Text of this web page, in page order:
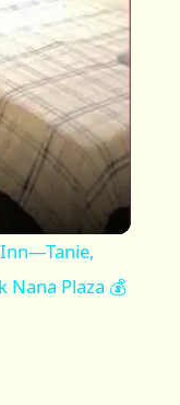
Nana Plaza 💰